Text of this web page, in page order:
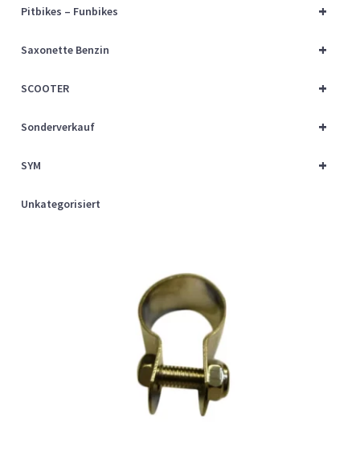
+
Pitbikes – Funbikes
+
Saxonette Benzin
+
SCOOTER
+
Sonderverkauf
+
SYM
Unkategorisiert